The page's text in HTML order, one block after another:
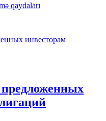
qaydaları